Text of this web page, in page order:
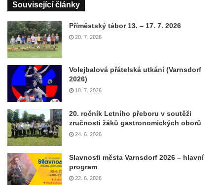
Související články
Příměstský tábor 13. – 17. 7. 2026
20. 7. 2026
Volejbalová přátelská utkání (Varnsdorf
2026)
18. 7. 2026
20. ročník Letního přeboru v soutěži
zručnosti žáků gastronomických oborů
24. 6. 2026
Slavnosti města Varnsdorf 2026 – hlavní
program
22. 6. 2026